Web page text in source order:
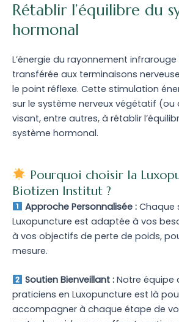
Rétablir l’équilibre du
hormonal
L’énergie du rayonnement infrarouge
transférée aux terminaisons
le point réflexe. Cette stimulation
sur le système nerveux végétatif
visant, entre autres, à rétablir
système hormonal.
Pourquoi choisir la
Biotizen Institut ?
Approche Personnalisée :Chaque
Luxopuncture est adaptée à vos
à vos objectifs de perte de poids,
mesure.
Soutien Bienveillant :Notre équipe
praticiens en Luxopuncture est là
accompagner à chaque étape de